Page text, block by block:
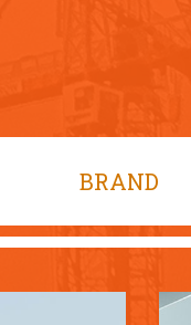
BRAND